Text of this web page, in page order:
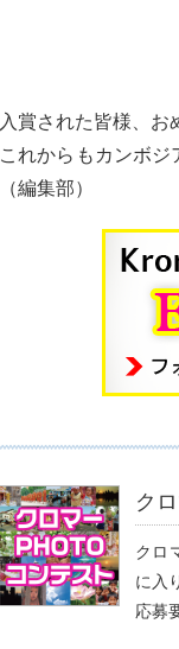
入賞された皆様、お
これからもカンボジ
（編集部）
ク
クロ
に入
応募